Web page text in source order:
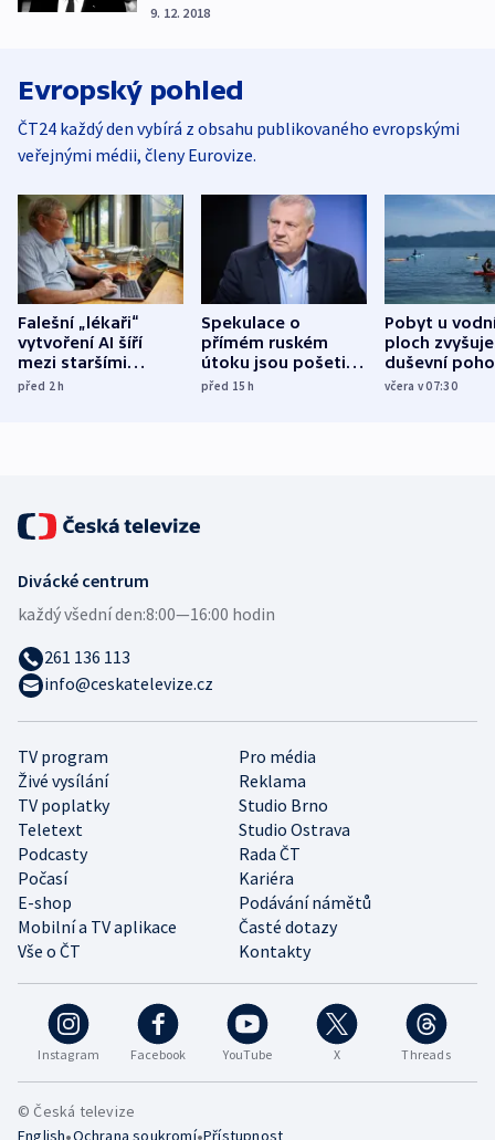
9. 12. 2018
Evropský pohled
ČT24 každý den vybírá z obsahu publikovaného evropskými
veřejnými médii, členy Eurovize.
Falešní „lékaři“
vytvoření AI šíří
mezi staršími
Poláky nebezpečné
před 2h
Spekulace o
přímém ruském
útoku jsou pošetilé,
míní estonský
před 15h
Pobyt u
ploch zvyšuje
duševní
ukázala
včera v 07:30
Instagram Facebook YouTube X Threads
TV program
Pro média
Živé vysílání
Reklama
TV poplatky
Studio Brno
Teletext
Studio Ostrava
Podcasty
Rada ČT
Počasí
Kariéra
E-shop
Podávání námětů
Mobilní a TV aplikace
Časté dotazy
Vše o ČT
Kontakty
Divácké centrum
každý všední den:8:00—16:00 hodin
261 136 113
info@ceskatelevize.cz
© Česká televize
English•Ochrana soukromí•Přístupnost